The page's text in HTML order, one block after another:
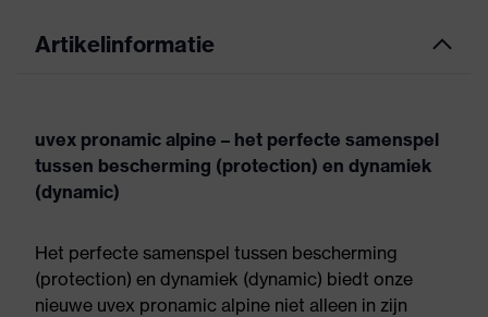
Artikelinformatie
uvex pronamic alpine – het perfecte samenspel
tussen bescherming (protection) en dynamiek
(dynamic)
Het perfecte samenspel tussen bescherming
(protection) en dynamiek (dynamic) biedt onze
nieuwe uvex pronamic alpine niet alleen in zijn